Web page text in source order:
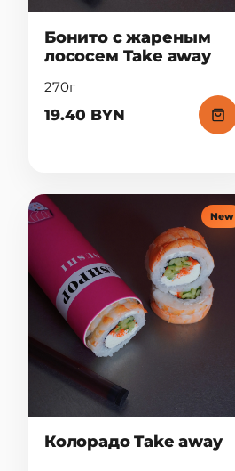
Бонито с жареным
лососем Take away
270г
19.40 BYN
New
Колорадо Take away